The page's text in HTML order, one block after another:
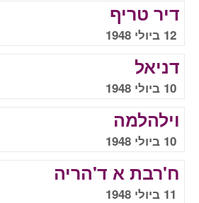
דיר טריף
12 ביולי 1948
דניאל
10 ביולי 1948
וילהלמה
10 ביולי 1948
ח'רבת א ד'הריה
11 ביולי 1948